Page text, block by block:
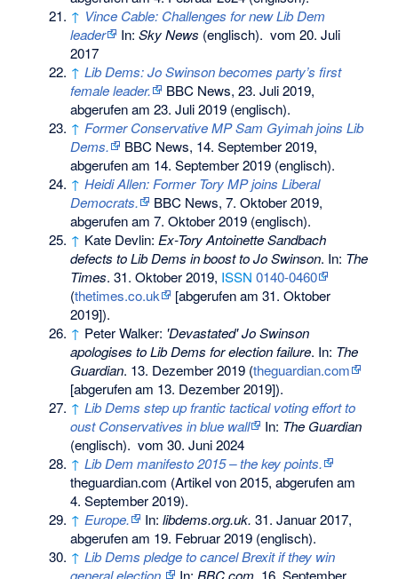
↑ Vince Cable: Challenges for new Lib Dem
leader
In:Sky News (englisch). vom 20. Juli
2017
↑ Lib Dems: Jo Swinson becomes party’s first
female leader.
BBC News, 23. Juli 2019,
abgerufen am 23. Juli 2019 (englisch).
↑ Former Conservative MP Sam Gyimah joins Lib
Dems.
BBC News, 14. September 2019,
abgerufen am 14. September 2019 (englisch).
↑ Heidi Allen: Former Tory MP joins Liberal
Democrats.
BBC News, 7. Oktober 2019,
abgerufen am 7. Oktober 2019 (englisch).
↑ Kate Devlin: Ex-Tory Antoinette Sandbach
defects to Lib Dems in boost to Jo Swinson. In: The
Times. 31. Oktober 2019, ISSN 0140-0460
(thetimes.co.uk
[abgerufen am 31. Oktober
2019]).
↑ Peter Walker: 'Devastated' Jo Swinson
apologises to Lib Dems for election failure. In: The
Guardian. 13. Dezember 2019 (theguardian.com
[abgerufen am 13. Dezember 2019]).
↑ Lib Dems step up frantic tactical voting effort to
oust Conservatives in blue wall
In: The Guardian
(englisch). vom 30. Juni 2024
↑ Lib Dem manifesto 2015 – the key points.
theguardian.com (Artikel von 2015, abgerufen am
4. September 2019).
↑ Europe. In:libdems.org.uk. 31. Januar 2017,
abgerufen am 19. Februar 2019 (englisch).
↑ Lib Dems pledge to cancel Brexit if they win
general election.
In: BBC.com. 16. September